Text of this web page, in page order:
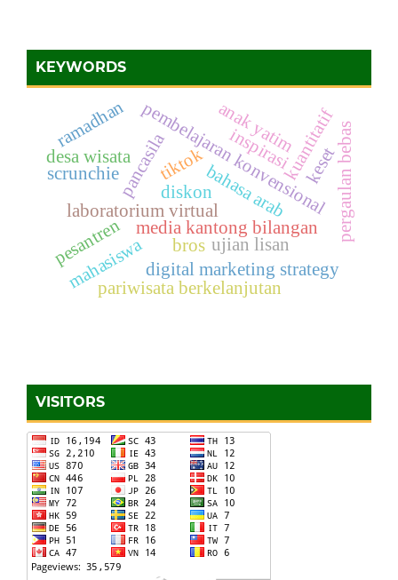
KEYWORDS
media kantong bilangan
bahasa arab
pembelajaran konvensional
kuantitatif
laboratorium virtual
pancasila
ujian lisan
inspirasi
digital marketing strategy
pariwisata berkelanjutan
desa wisata
mahasiswa
pesantren pergaulan bebas
tiktok
ramadhan anak yatim
diskon
keset
bros
scrunchie
VISITORS